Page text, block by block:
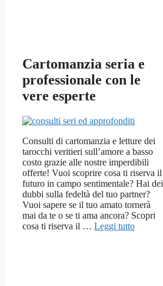
Cartomanzia seria e
professionale con le
vere esperte
Consulti di cartomanzia e letture dei
tarocchi veritieri sull’amore a basso
costo grazie alle nostre imperdibili
offerte! Vuoi scoprire cosa ti riserva il
futuro in campo sentimentale? Hai dei
dubbi sulla fedeltà del tuo partner?
Vuoi sapere se il tuo amato tornerà
mai da te o se ti ama ancora? Scopri
cosa ti riserva il … Leggi tutto